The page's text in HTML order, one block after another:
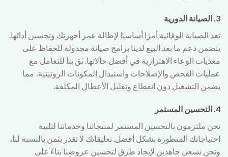
3. الصيانة الدورية
تعد الصيانة الوقائية أمرًا أساسيًا لإطالة عمر أجهزتك وتحسين أدائها.
يتضمن دعم ما بعد البيع لدينا برامج صيانة مجدولة للحفاظ على
مغذيات الوعاء الاهتزازية في أفضل حالاتها. ثق بنا للتعامل مع
عمليات الفحص والإصلاحات واستبدال المكونات الروتينية، مما
يضمن التشغيل دون انقطاع وتقليل الأعطال المكلفة.
4. التحسين المستمر
نحن ملتزمون بالتحسين المستمر لمنتجاتنا وخدماتنا لتلبية
احتياجاتك المتطورة بشكل أفضل. تعليقاتك لا تقدر بثمن بالنسبة لنا،
ونحن نسعى جاهدين لإيجاد طرق لتحسين عروضنا بناءً على